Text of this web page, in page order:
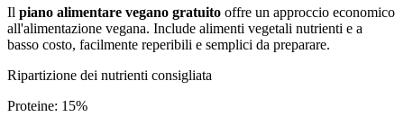
Il piano alimentare vegano gratuito offre un approccio economico
all'alimentazione vegana. Include alimenti vegetali nutrienti e a
basso costo, facilmente reperibili e semplici da preparare.
Ripartizione dei nutrienti consigliata
Proteine: 15%